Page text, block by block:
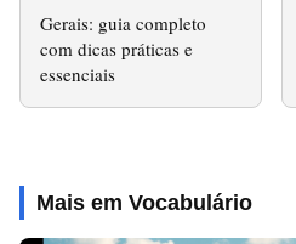
Gerais: guia completo
com dicas práticas e
essenciais
Mais em Vocabulário